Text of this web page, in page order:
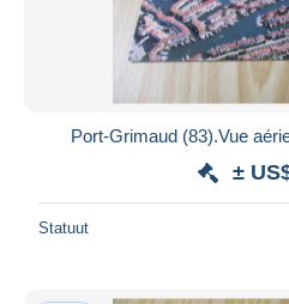
Port-Grimaud (83).Vue
±
Statuut